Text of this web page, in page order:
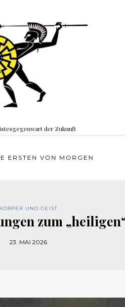
der Zukunft
ERSTEN VON MORGEN
KÖRPER UND GEIST
zum
23. MAI 2026